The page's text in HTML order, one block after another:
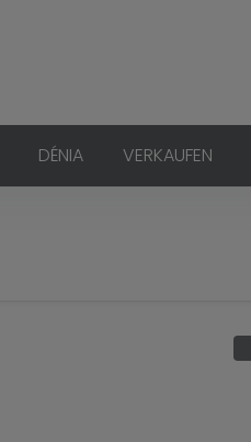
DÉNIA VERKAUFEN